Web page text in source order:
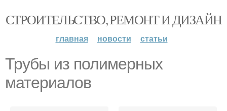
СТРОИТЕЛЬСТВО, РЕМОНТ И ДИЗАЙН
главная новости статьи
Трубы из полимерных
материалов